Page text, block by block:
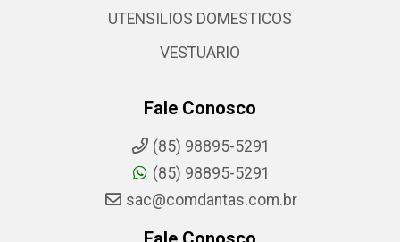
UTENSILIOS DOMESTICOS
VESTUARIO
Fale Conosco
(85) 98895-5291
(85) 98895-5291
sac@comdantas.com.br